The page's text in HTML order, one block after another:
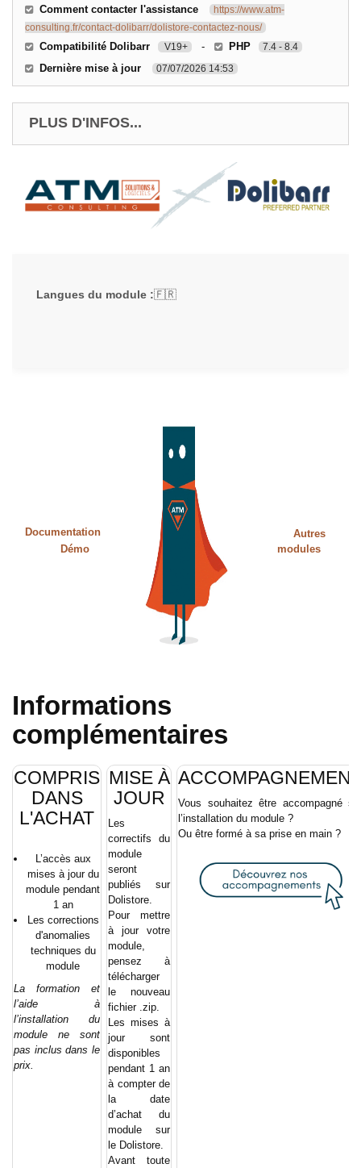
Comment contacter l'assistance
https://www.atm-
consulting.fr/contact-dolibarr/dolistore-contactez-nous/
Compatibilité Dolibarr V19+ - PHP 7.4 - 8.4
Dernière mise à jour 07/07/2026 14:53
PLUS D'INFOS...
Langues du module :🇫🇷
Documentation
Démo
Autres
modules
Informations
complémentaires
COMPRIS
DANS
L'ACHAT
L’accès aux
mises à jour du
module pendant
1 an
Les corrections
d'anomalies
techniques du
module
La formation et
l’aide à
l’installation du
module ne sont
pas inclus dans le
prix.
MISE À
JOUR
Les
correctifs du
module
seront
publiés sur
Dolistore.
Pour mettre
à jour votre
module,
pensez à
télécharger
le nouveau
fichier .zip.
Les mises à
jour sont
disponibles
pendant 1 an
à compter de
la date
d’achat du
module sur
le Dolistore.
Avant toute
Vous souhaitez être accompagné
l’installation du module ?
Ou être formé à sa prise en main ?